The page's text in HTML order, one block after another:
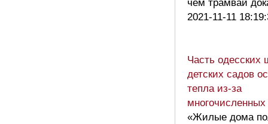
чем трамвай
2021-11-11
Часть одесских
детских садов
тепла из-за
«Жилые дома